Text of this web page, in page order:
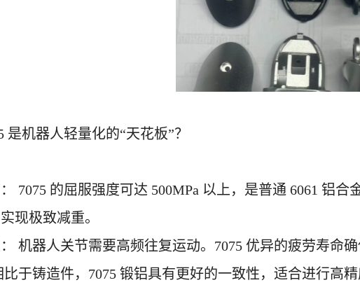
是机器人轻量化的“天花板”？
7075 的屈服强度可达 500MPa 以上，是普通 6061 铝
现极致减重。
机器人关节需要高频往复运动。 7075 优异的疲劳寿命
比于铸造件， 7075 锻铝具有更好的一致性，适合进行高精